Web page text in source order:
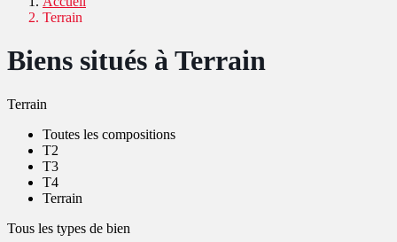
Terrain
Biens situés à Terrain
Terrain
Toutes les compositions
T2
T3
T4
Terrain
Tous les types de bien